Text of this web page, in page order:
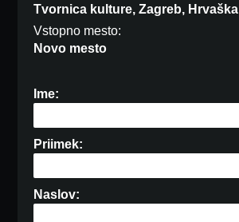
Tvornica kulture, Zagreb, Hrvaška
Vstopno mesto:
Novo mesto
Ime:
Priimek:
Naslov: